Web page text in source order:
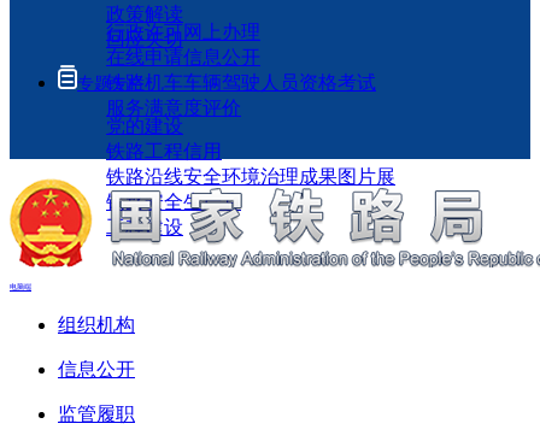
政策解读
回应关切
行政许可网上办理
在线申请信息公开
铁路机车车辆驾驶人员资格考试
服务满意度评价
专题专栏
党的建设
铁路工程信用
铁路沿线安全环境治理成果图片展
铁路安全生产月
工程建设
电脑端
组织机构
信息公开
监管履职